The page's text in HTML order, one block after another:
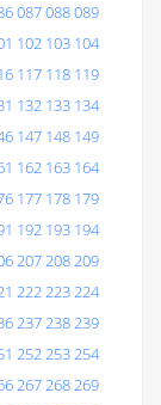
087088089
102 103 104
117 118 119
132 133 134
147 148 149
162 163 164
177 178 179
192 193 194
207208209
222223224
237238239
252253254
267268269